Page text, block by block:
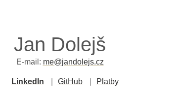
Jan Dolejš
E-mail: me@jandolejs.cz
LinkedIn GitHub Platby